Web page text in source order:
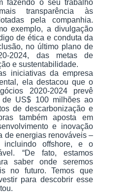
fazendo o seu trabalho
transparência às
pela companhia.
exemplo, a divulgação
de ética e conduta da
no último plano de
2024, das metas de
e sustentabilidade.
iniciativas da empresa
ela destacou que o
2020-2024 prevê
de US$ 100 milhões ao
de descarbonização e
também aposta em
e inovação
de energias renováveis –
incluindo offshore, e o
“De fato, estamos
saber onde seremos
no futuro. Temos que
para descobrir esse